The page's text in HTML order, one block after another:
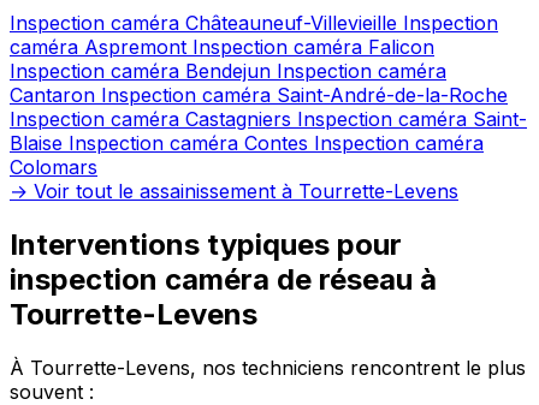
Inspection caméra Châteauneuf-Villevieille Inspection
caméra Aspremont Inspection caméra Falicon
Inspection caméra Bendejun Inspection caméra
Cantaron Inspection caméra Saint-André-de-la-Roche
Inspection caméra Castagniers Inspection caméra Saint-
Blaise Inspection caméra Contes Inspection caméra
Colomars
→ Voir tout le assainissement à Tourrette-Levens
Interventions typiques pour
inspection caméra de réseau à
Tourrette-Levens
À Tourrette-Levens, nos techniciens rencontrent le plus
souvent :